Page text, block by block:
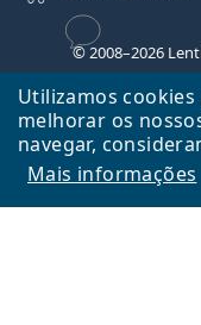
Utilizamos
melhorar os
navegar,
Mais informações
© 2008–2026